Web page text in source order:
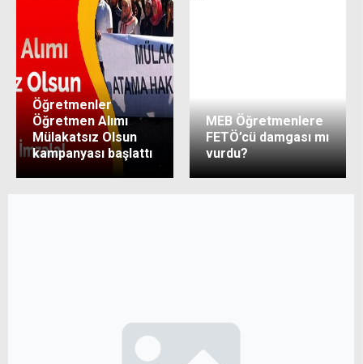
Öğretmenler
Öğretmen Alımı
Mülakatsız Olsun
kampanyası başlattı
MEB Öğretmenlere
FETÖ’cü damgası mı
vurdu?